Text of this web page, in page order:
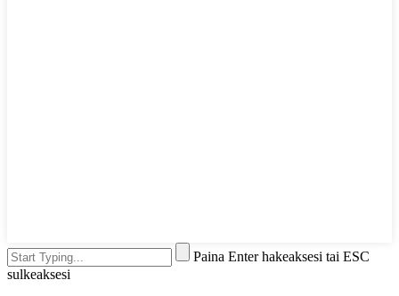
Paina Enter hakeaksesi tai ESC
sulkeaksesi